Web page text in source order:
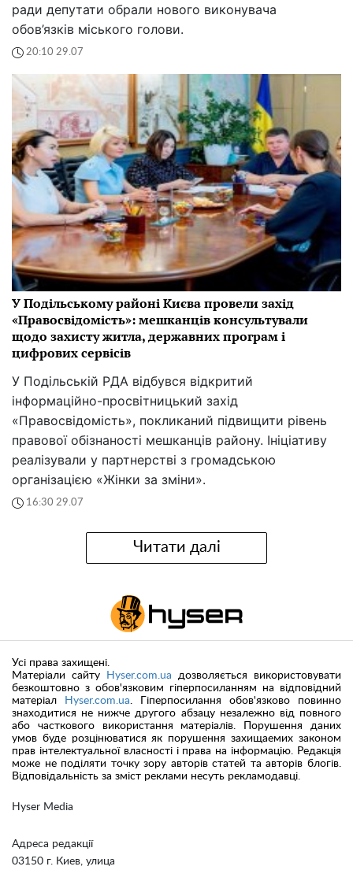
ради депутати обрали нового виконувача
обов’язків міського голови.
20:10 29.07
У Подільському районі Києва провели захід
«Правосвідомість»: мешканців консультували
щодо захисту житла, державних програм і
цифрових сервісів
У Подільській РДА відбувся відкритий
інформаційно-просвітницький захід
«Правосвідомість», покликаний підвищити рівень
правової обізнаності мешканців району. Ініціативу
реалізували у партнерстві з громадською
організацією «Жінки за зміни».
16:30 29.07
Читати далі
Hyser Media
Адреса редакції
03150 г. Киев, улица
Усі права захищені.
Матеріали сайту
Hyser.com.ua дозволяється використовувати
безкоштовно з обов'язковим гіперпосиланням на відповідний
матеріал
Hyser.com.ua . Гіперпосилання обов'язково повинно
знаходитися не нижче другого абзацу незалежно від повного
або часткового використання матеріалів. Порушення даних
умов буде розцінюватися як порушення захищаемих законом
прав інтелектуальної власності і права на інформацію. Редакція
може не поділяти точку зору авторів статей та авторів блогів.
Відповідальність за зміст реклами несуть рекламодавці.